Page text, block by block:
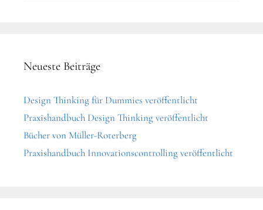
Neueste Beiträge
Design Thinking für Dummies veröffentlicht
Praxishandbuch Design Thinking veröffentlicht
Bücher von Müller-Roterberg
Praxishandbuch Innovationscontrolling veröffentlicht